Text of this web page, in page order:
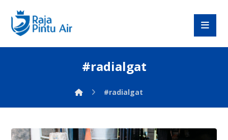
#radialgat
#radialgat